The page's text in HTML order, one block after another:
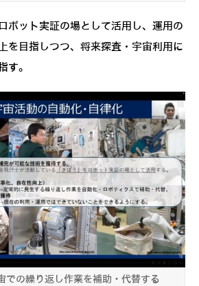
ボット実証の場として活用し、運用の
を目指しつつ、将来探査・宇宙利用に
す。
での繰り返し作業を補助・代替する